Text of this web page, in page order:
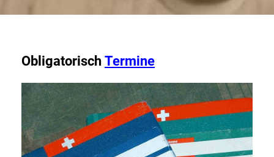
ObligatorischTermine